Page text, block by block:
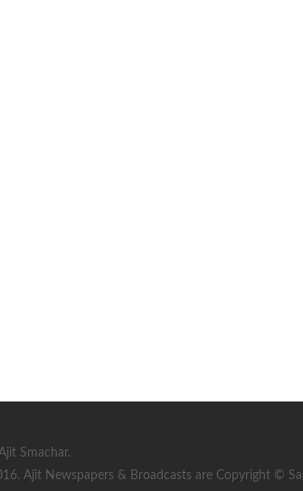
Smachar.
Ajit Newspapers & Broadcasts are Copyright ©